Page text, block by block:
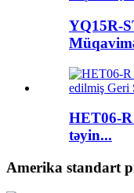
YQ15R-
HET06-
təyin...
Amerika standart